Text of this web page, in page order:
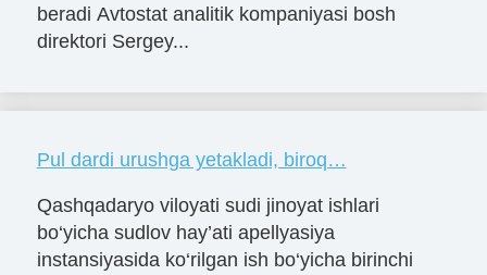
beradi Avtostat analitik kompaniyasi bosh
direktori Sergey...
Pul dardi urushga yetakladi, biroq…
Qashqadaryo viloyati sudi jinoyat ishlari
bo‘yicha sudlov hay’ati apellyasiya
instansiyasida ko‘rilgan ish bo‘yicha birinchi